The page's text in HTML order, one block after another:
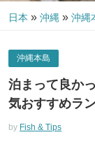
日本 » 沖縄 » 沖縄
沖縄本島
泊まって良か
気おすすめラ
by Fish & Tips